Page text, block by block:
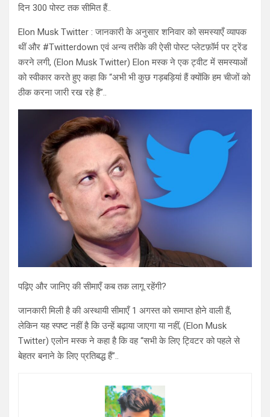
दिन 300 पोस्ट तक सीमित हैं..
Elon Musk Twitter : जानकारी के अनुसार शनिवार को समस्याएँ व्यापक
थीं और #Twitterdown एवं अन्य तरीके की ऐसी पोस्ट प्लेटफ़ॉर्म पर ट्रेंड
करने लगी, (Elon Musk Twitter) Elon मस्क ने एक ट्वीट में समस्याओं
को स्वीकार करते हुए कहा कि “अभी भी कुछ गड़बड़ियां हैं क्योंकि हम चीजों को
ठीक करना जारी रख रहे हैं”..
पढ़िए और जानिए की सीमाएँ कब तक लागू रहेंगी?
जानकारी मिली है की अस्थायी सीमाएँ 1 अगस्त को समाप्त होने वाली हैं,
लेकिन यह स्पष्ट नहीं है कि उन्हें बढ़ाया जाएगा या नहीं, (Elon Musk
Twitter) एलोन मस्क ने कहा है कि वह “सभी के लिए ट्विटर को पहले से
बेहतर बनाने के लिए प्रतिबद्ध हैं”..